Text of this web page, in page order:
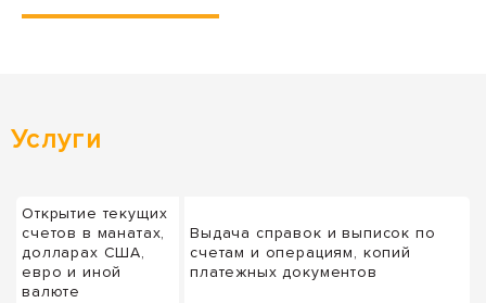
Услуги
Открытие текущих
счетов в манатах,
долларах США,
евро и иной
валюте
Выдача справок и выписок по
счетам и операциям, копий
платежных документов